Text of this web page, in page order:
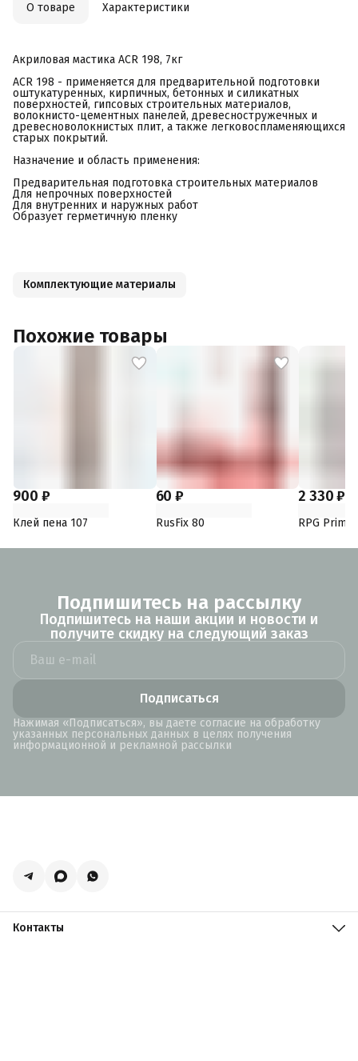
О товаре Характеристики
Акриловая мастика ACR 198, 7кг
ACR 198 - применяется для предварительной подготовки
оштукатуренных, кирпичных, бетонных и силикатных
поверхностей, гипсовых строительных материалов,
волокнисто-цементных панелей, древесностружечных и
древесноволокнистых плит, а также легковоспламеняющихся
старых покрытий.
Назначение и область применения:
Предварительная подготовка строительных материалов
Для непрочных поверхностей
Для внутренних и наружных работ
Образует герметичную пленку
Комплектующие материалы
Похожие товары
900 ₽
Клей пена 107
60 ₽
RusFix 80
2 330 ₽
RPG Primer
Подпишитесь на рассылку
Подпишитесь на наши акции и новости и
получите скидку на следующий заказ
Подписаться
Нажимая «Подписаться», вы даете согласие на обработку
указанных персональных данных в целях получения
информационной и рекламной рассылки
Контакты